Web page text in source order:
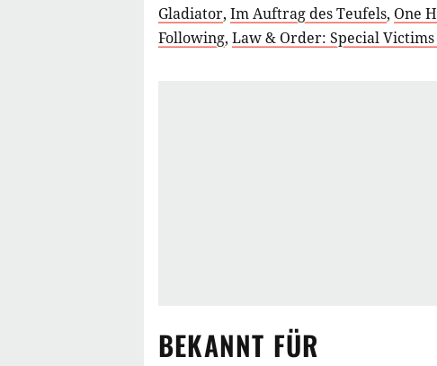
Gladiator, Im Auftrag des Teufels, One
Following, Law & Order: Special
BEKANNT FÜR